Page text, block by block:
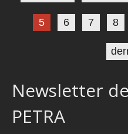
5 6 7 8
Newsletter
PETRA